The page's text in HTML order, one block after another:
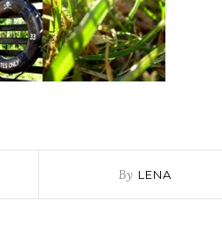
By LENA